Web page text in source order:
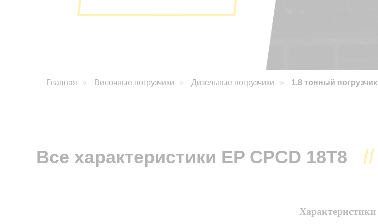
Главная » Вилочные погрузчики » Дизельные погрузчики » 1.8 тонный погрузчик
Все характеристики EP CPCD 18T8
Характеристики